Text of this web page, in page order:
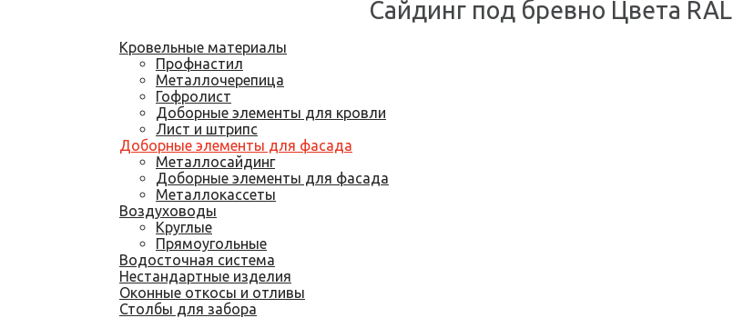
Сайдинг под бревно Цвета RAL
Кровельные материалы
Профнастил
Металлочерепица
Гофролист
Доборные элементы для кровли
Лист и штрипс
Доборные элементы для фасада
Металлосайдинг
Доборные элементы для фасада
Металлокассеты
Воздуховоды
Круглые
Прямоугольные
Водосточная система
Нестандартные изделия
Оконные откосы и отливы
Столбы для забора